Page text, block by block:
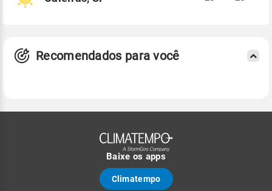
Recomendados para você
Baixe os apps
Climatempo